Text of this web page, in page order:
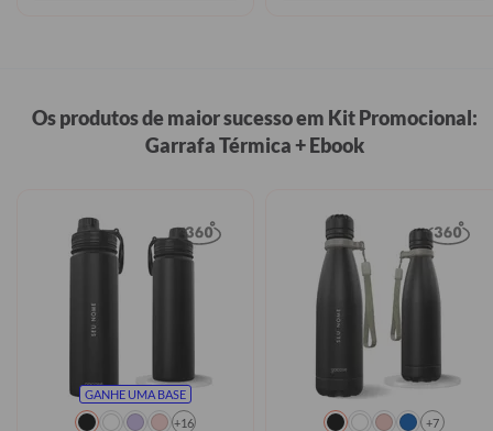
Os produtos de maior sucesso em Kit Promocional:
Garrafa Térmica + Ebook
GANHE UMA BASE
+16
+7